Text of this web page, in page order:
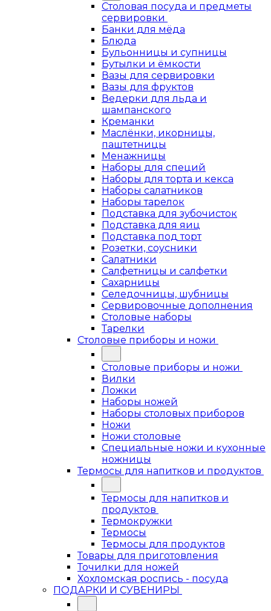
Столовая посуда и предметы
сервировки
Банки для мёда
Блюда
Бульонницы и супницы
Бутылки и ёмкости
Вазы для сервировки
Вазы для фруктов
Ведерки для льда и
шампанского
Креманки
Маслёнки, икорницы,
паштетницы
Менажницы
Наборы для специй
Наборы для торта и кекса
Наборы салатников
Наборы тарелок
Подставка для зубочисток
Подставка для яиц
Подставка под торт
Розетки, соусники
Салатники
Салфетницы и салфетки
Сахарницы
Селедочницы, шубницы
Сервировочные дополнения
Столовые наборы
Тарелки
Столовые приборы и ножи
Столовые приборы и ножи
Вилки
Ложки
Наборы ножей
Наборы столовых приборов
Ножи
Ножи столовые
Специальные ножи и кухонные
ножницы
Термосы для напитков и продуктов
Термосы для напитков и
продуктов
Термокружки
Термосы
Термосы для продуктов
Товары для приготовления
Точилки для ножей
Хохломская роспись - посуда
ПОДАРКИ И СУВЕНИРЫ